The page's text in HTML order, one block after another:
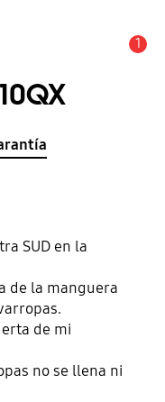
1
SUD en la
de la manguera
de mi
no se llena ni